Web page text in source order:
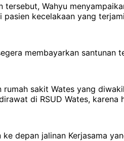
tersebut, Wahyu
pasien kecelakaan yang
membayarkan santunan
rumah sakit Wates yang
di RSUD Wates,
ke depan jalinan Kerjasama